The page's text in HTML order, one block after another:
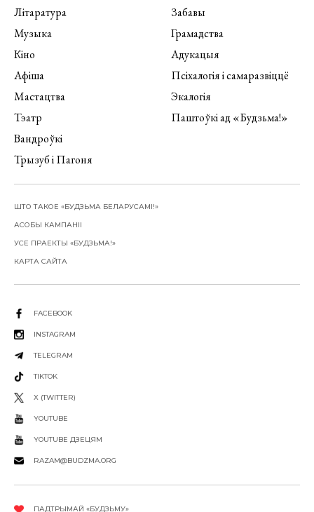
Літаратура
Музыка
Кіно
Афіша
Мастацтва
Тэатр
Вандроўкі
Трызуб і Пагоня
Забавы
Грамадства
Адукацыя
Псіхалогія і самаразвіццё
Экалогія
Паштоўкі ад «Будзьма!»
ШТО ТАКОЕ «БУДЗЬМА БЕЛАРУСАМІ!»
АСОБЫ КАМПАНІІ
УСЕ ПРАЕКТЫ «БУДЗЬМА!»
КАРТА САЙТА
FACEBOOK
INSTAGRAM
TELEGRAM
TIKTOK
X (TWITTER)
YOUTUBE
YOUTUBE ДЗЕЦЯМ
RAZAM@BUDZMA.ORG
ПАДТРЫМАЙ «БУДЗЬМУ»